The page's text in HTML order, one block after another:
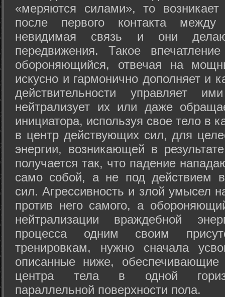
«меряются силами», то возникает
после первого контакта
невидимая связь и они
передвижения. Такое
обороняющийся, отвечая на
искусно и гармонично дополняет и
действительности управляет
нейтрализует их или даже
инициатора, используя свое тело в
в центр действующих сил, для
энергии, возникающей в
получается так, что падение
само собой, а не под действием
сил. Агрессивность и злой умысел
против него самого, а
нейтрализации враждебной
процесса одним своим
тренировкам, нужно сначала
описанные ниже, обеспечивающие
центра тела в одной
параллельной поверхности пола.